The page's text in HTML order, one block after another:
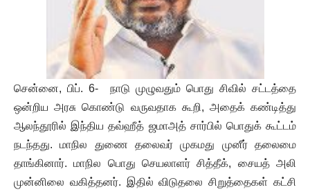
சென்னை, பிப். 6- நாடு முழுவதும் பொது சிவில் சட்டத்தை
ஒன்றிய அரசு கொண்டு வருவதாக கூறி, அதைக் கண்டித்து
ஆலந்தூரில் இந்திய தவ்ஹீத் ஜமாஅத் சார்பில் பொதுக் கூட்டம்
நடந்தது. மாநில துணை தலைவர் முகமது முனீர் தலைமை
தாங்கினார். மாநில பொது செயலாளர் சித்தீக், சையத் அலி
முன்னிலை வகித்தனர். இதில் விடுதலை சிறுத்தைகள் கட்சி